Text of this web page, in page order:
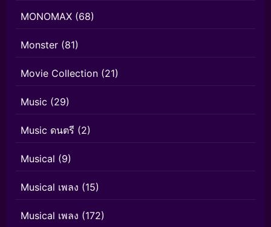
MONOMAX (68)
Monster (81)
Movie Collection (21)
Music (29)
Music ดนตรี (2)
Musical (9)
Musical เพลง (15)
Musical เพลง (172)